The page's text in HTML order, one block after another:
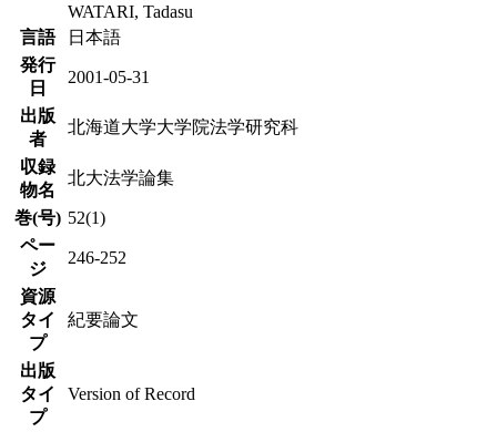
WATARI, Tadasu
言語
日本語
発行
日
2001-05-31
出版
者
北海道大学大学院法学研究科
収録
物名
北大法学論集
巻(号) 52(1)
ペー
ジ
246-252
資源
タイ
プ
紀要論文
出版
タイ
プ
Version of Record